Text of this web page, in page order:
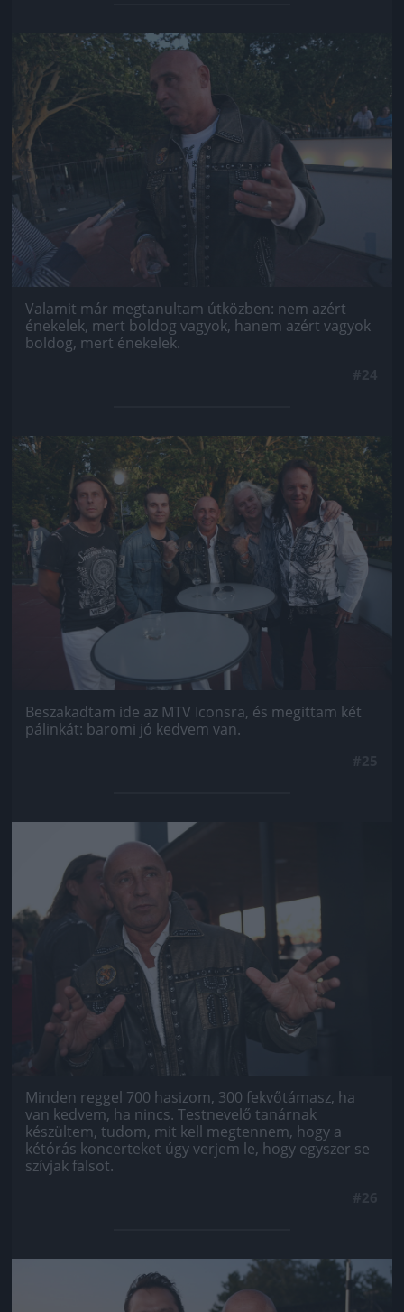
Jön még kép!
Valamit már megtanultam útközben: nem azért
énekelek, mert boldog vagyok, hanem azért vagyok
boldog, mert énekelek.
Jön még kép!
Beszakadtam ide az MTV Iconsra, és megittam két
pálinkát: baromi jó kedvem van.
Jön még kép!
Minden reggel 700 hasizom, 300 fekvőtámasz, ha
van kedvem, ha nincs. Testnevelő tanárnak
készültem, tudom, mit kell megtennem, hogy a
kétórás koncerteket úgy verjem le, hogy egyszer se
szívjak falsot.
Jön még kép!